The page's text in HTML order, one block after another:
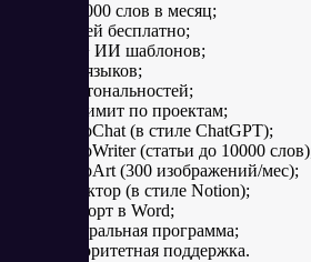
300 000 слов в месяц;
7 дней бесплатно;
100+ ИИ шаблонов;
10+ языков;
15+ тональностей;
безлимит по проектам;
RoboChat (в стиле ChatGPT);
RoboWriter (статьи до 10000
RoboArt (300 изображений/мес);
редактор (в стиле Notion);
экспорт в Word;
реферальная программа;
приоритетная поддержка.